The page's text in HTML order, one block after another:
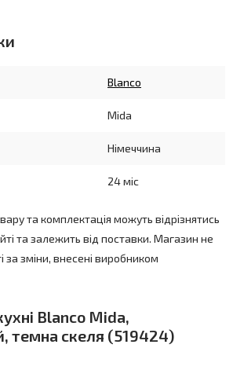
Blanco
Mida
Німеччина
24 міс
та комплектація можуть відрізнятись
та залежить від поставки. Магазин не
за зміни, внесені виробником
Blanco Mida,
темна скеля (519424)